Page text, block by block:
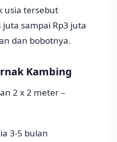
usia tersebut
sampai Rp3 juta
dan bobotnya.
Kambing
2 x 2 meter –
3-5 bulan